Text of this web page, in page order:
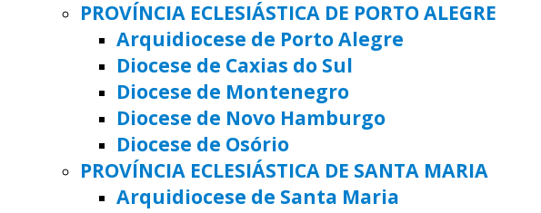
PROVÍNCIA ECLESIÁSTICA DE PORTO ALEGRE
Arquidiocese de Porto Alegre
Diocese de Caxias do Sul
Diocese de Montenegro
Diocese de Novo Hamburgo
Diocese de Osório
PROVÍNCIA ECLESIÁSTICA DE SANTA MARIA
Arquidiocese de Santa Maria